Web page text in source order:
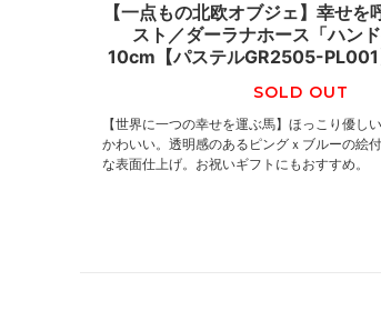
【一点もの北欧オブジェ】幸せを
スト／ダーラナホース「ハンド
10cm【パステルGR2505-
SOLD OUT
【世界に一つの幸せを運ぶ馬】ほっこり優し
かわいい。透明感のあるピングｘブルーの絵
な表面仕上げ。お祝いギフトにもおすすめ。